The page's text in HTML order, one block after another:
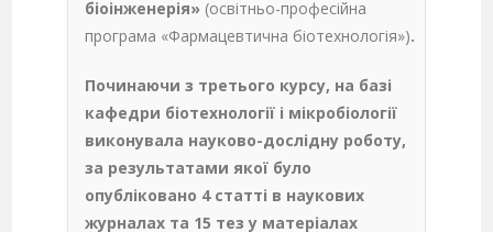
біоінженерія» (освітньо-професійна
програма «Фармацевтична біотехнологія»).
Починаючи з третього курсу, на базі
кафедри біотехнології і мікробіології
виконувала науково-дослідну роботу,
за результатами якої було
опубліковано 4 статті в наукових
журналах та 15 тез у матеріалах